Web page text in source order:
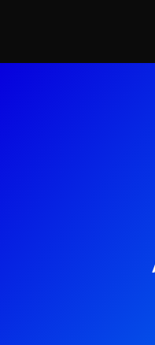
innehåll